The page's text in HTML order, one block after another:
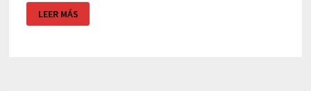
CUATRO
GRAFITIS
QUE
LEER MÁS